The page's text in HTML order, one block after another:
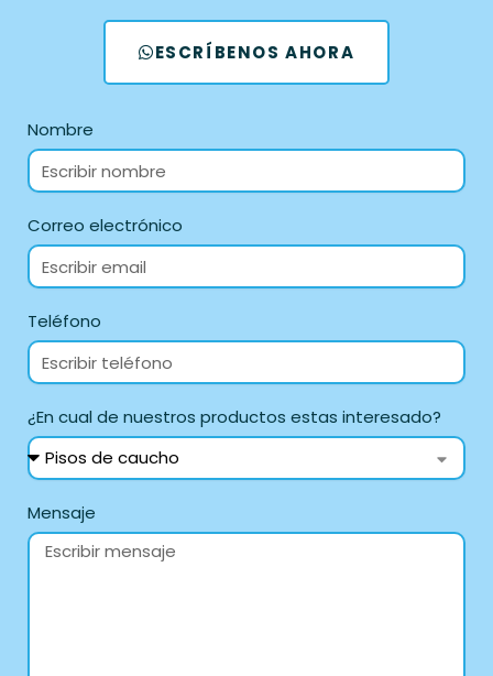
ESCRÍBENOS AHORA
Nombre
Correo electrónico
Teléfono
¿En cual de nuestros productos estas interesado?
Mensaje